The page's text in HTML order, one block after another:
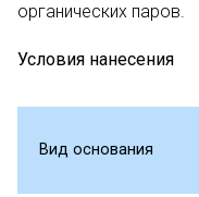
органических паров.
Условия нанесения
Вид основания